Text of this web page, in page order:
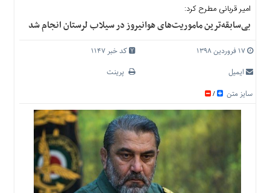
درباره
منوی
اقتصادی
امیر قربانی مطرح کرد:
بی‌سابقه‌ترین ماموریت‌های هوانیروز در سیلاب لرستان انجام شد
۱۷ فروردین ۱۳۹۸
کد خبر 1147
ایمیل
پرینت
سایز متن
/